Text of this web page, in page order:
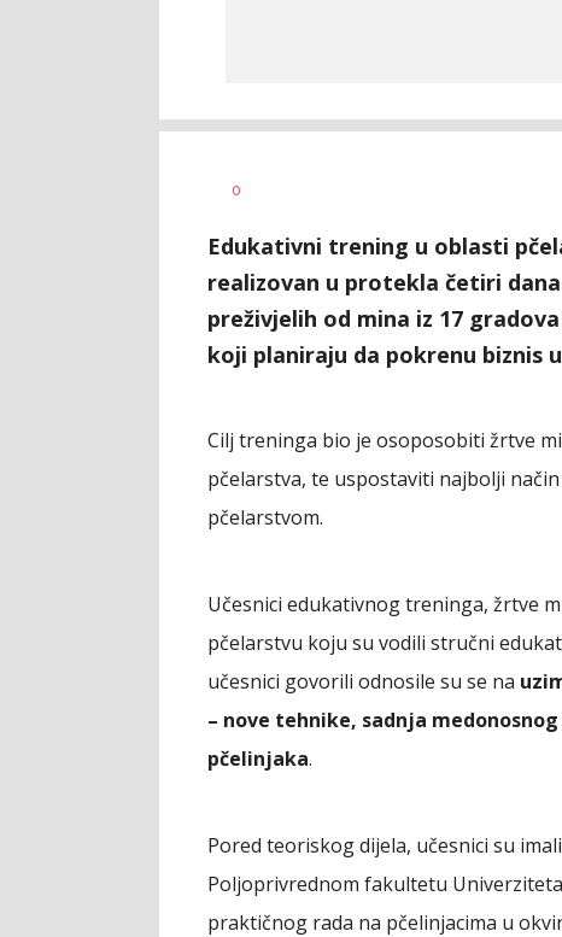
AUTOR
0
Edukativni trening u oblasti
realizovan u protekla četiri
preživjelih od mina iz 17
koji planiraju da pokrenu biznis
Cilj treninga bio je osoposobiti žrtve
pčelarstva, te uspostaviti najbolji
pčelarstvom.
Učesnici edukativnog treninga, žrtve
pčelarstvu koju su vodili stručni
učesnici govorili odnosile su se na
– nove tehnike, sadnja
pčelinjaka.
Pored teoriskog dijela, učesnici su
Poljoprivrednom fakultetu
praktičnog rada na pčelinjacima u